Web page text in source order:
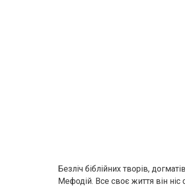
Безліч біблійних творів,
Мефодій. Все своє життя він